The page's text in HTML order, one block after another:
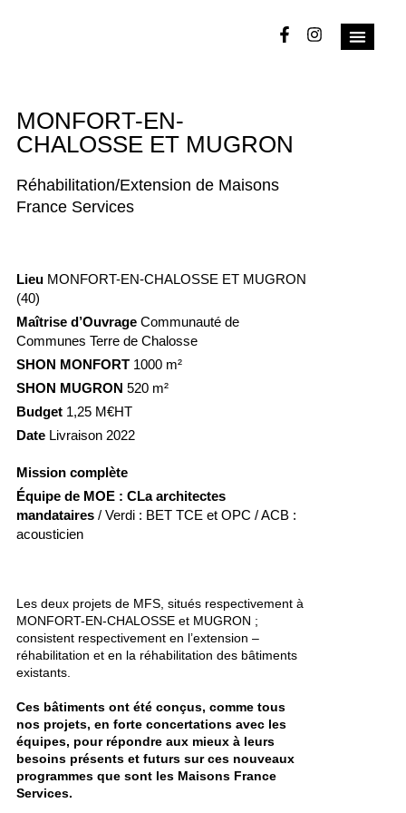
MONFORT-EN-
CHALOSSE ET MUGRON
Réhabilitation/Extension de Maisons
France Services
Lieu MONFORT-EN-CHALOSSE ET MUGRON
(40)
Maîtrise d’Ouvrage Communauté de
Communes Terre de Chalosse
SHON MONFORT 1000 m²
SHON MUGRON 520 m²
Budget 1,25 M€HT
Date Livraison 2022
Mission complète
Équipe de MOE : CLa architectes
mandataires / Verdi : BET TCE et OPC / ACB :
acousticien
Les deux projets de MFS, situés respectivement à
MONFORT-EN-CHALOSSE et MUGRON ;
consistent respectivement en l’extension –
réhabilitation et en la réhabilitation des bâtiments
existants.
Ces bâtiments ont été conçus, comme tous
nos projets, en forte concertations avec les
équipes, pour répondre aux mieux à leurs
besoins présents et futurs sur ces nouveaux
programmes que sont les Maisons France
Services.